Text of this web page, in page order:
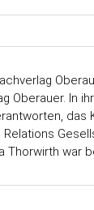
Oberauer. In
Thorwirth war